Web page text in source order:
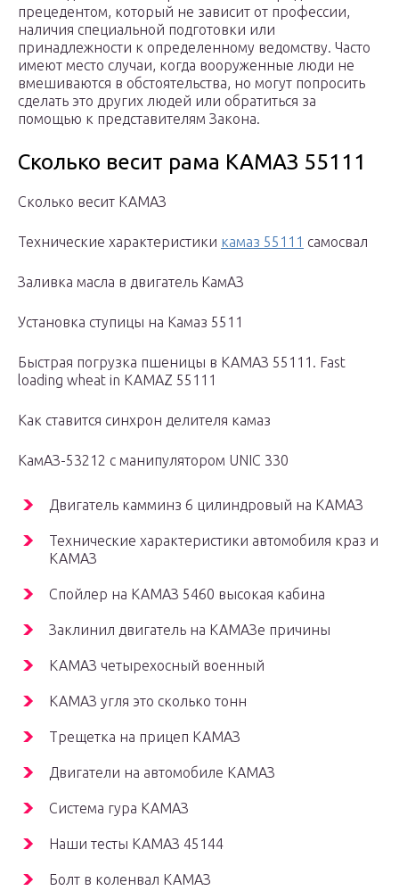
прецедентом, который не зависит от профессии,
наличия специальной подготовки или
принадлежности к определенному ведомству. Часто
имеют место случаи, когда вооруженные люди не
вмешиваются в обстоятельства, но могут попросить
сделать это других людей или обратиться за
помощью к представителям Закона.
Сколько весит рама КАМАЗ 55111
Сколько весит КАМАЗ
Технические характеристики камаз 55111 самосвал
Заливка масла в двигатель КамАЗ
Установка ступицы на Камаз 5511
Быстрая погрузка пшеницы в КАМАЗ 55111. Fast
loading wheat in KAMAZ 55111
Как ставится синхрон делителя камаз
КамАЗ-53212 с манипулятором UNIC 330
Двигатель камминз 6 цилиндровый на КАМАЗ
Технические характеристики автомобиля краз и
КАМАЗ
Спойлер на КАМАЗ 5460 высокая кабина
Заклинил двигатель на КАМАЗе причины
КАМАЗ четырехосный военный
КАМАЗ угля это сколько тонн
Трещетка на прицеп КАМАЗ
Двигатели на автомобиле КАМАЗ
Система гура КАМАЗ
Наши тесты КАМАЗ 45144
Болт в коленвал КАМАЗ